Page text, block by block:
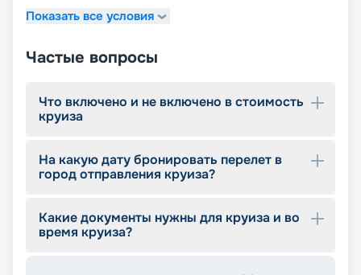
Показать все условия
Частые вопросы
Что включено и не включено в стоимость
круиза
На какую дату бронировать перелет в
город отправления круиза?
Какие документы нужны для круиза и во
время круиза?